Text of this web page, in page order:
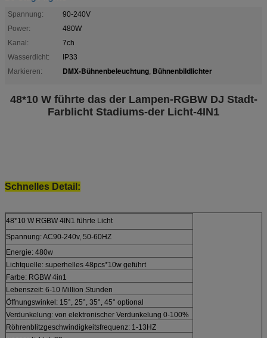
Spannung:
90-240V
Power:
480W
Kanal:
7ch
Wasserdicht:
IP33
Markieren:
DMX-Bühnenbeleuchtung, Bühnenbildlichter
48*10 W führte das der Lampen-RGBW DJ Stadt-
Farblicht Stadiums-der Licht-4IN1
Schnelles Detail:
48*10 W RGBW 4IN1 führte Licht
Spannung: AC90-240v, 50-60HZ
Energie: 480w
Lichtquelle: superhelles 48pcs*10w geführt
Farbe: RGBW 4in1
Lebenszeit: 6-10 Million Stunden
Öffnungswinkel: 15°, 25°, 35°, 45° optional
Verdunkelung: von elektronischer Verdunkelung 0-100%
Röhrenblitzgeschwindigkeitsfrequenz: 1-13HZ